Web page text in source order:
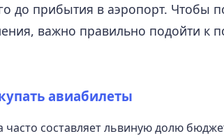
до прибытия в аэропорт. Чтобы
важно правильно подойти к
авиабилеты
часто составляет львиную долю